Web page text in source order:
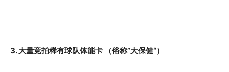
3. 大量竞拍稀有球队体能卡 （俗称”大保健“）